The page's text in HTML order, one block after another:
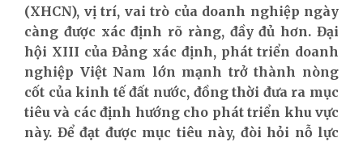
(XHCN), vị trí, vai trò của doanh nghiệp ngày
càng được xác định rõ ràng, đầy đủ hơn. Đại
hội XIII của Đảng xác định, phát triển doanh
nghiệp Việt Nam lớn mạnh trở thành nòng
cốt của kinh tế đất nước, đồng thời đưa ra mục
tiêu và các định hướng cho phát triển khu vực
này. Để đạt được mục tiêu này, đòi hỏi nỗ lực